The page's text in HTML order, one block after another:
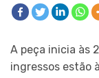
A peça inicia às
ingressos estão